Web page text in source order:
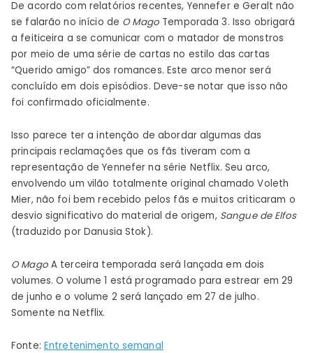
De acordo com relatórios recentes, Yennefer e Geralt não
se falarão no início de O Mago Temporada 3. Isso obrigará
a feiticeira a se comunicar com o matador de monstros
por meio de uma série de cartas no estilo das cartas
“Querido amigo” dos romances. Este arco menor será
concluído em dois episódios. Deve-se notar que isso não
foi confirmado oficialmente.
Isso parece ter a intenção de abordar algumas das
principais reclamações que os fãs tiveram com a
representação de Yennefer na série Netflix. Seu arco,
envolvendo um vilão totalmente original chamado Voleth
Mier, não foi bem recebido pelos fãs e muitos criticaram o
desvio significativo do material de origem, Sangue de Elfos
(traduzido por Danusia Stok).
O MagoA terceira temporada será lançada em dois
volumes. O volume 1 está programado para estrear em 29
de junho e o volume 2 será lançado em 27 de julho.
Somente na Netflix.
Fonte: Entretenimento semanal